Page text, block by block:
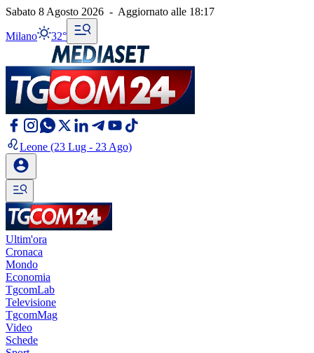
Sabato 8 Agosto 2026 - Aggiornato alle 18:17
Milano 32°
Leone (23 Lug - 23 Ago)
Ultim'ora
Cronaca
Mondo
Economia
TgcomLab
Televisione
TgcomMag
Video
Schede